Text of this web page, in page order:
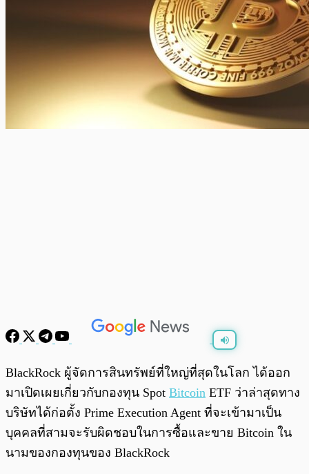
พร้อมเล่น 0:00 / 0:00
BlackRock ผู้จัดการสินทรัพย์ที่ใหญ่ที่สุดในโลก ได้ออก
มาเปิดเผยเกี่ยวกับกองทุน Spot Bitcoin ETF ว่าล่าสุดทาง
บริษัทได้ก่อตั้ง Prime Execution Agent ที่จะเข้ามาเป็น
บุคคลที่สามจะรับผิดชอบในการซื้อและขาย Bitcoin ใน
นามของกองทุนของ BlackRock